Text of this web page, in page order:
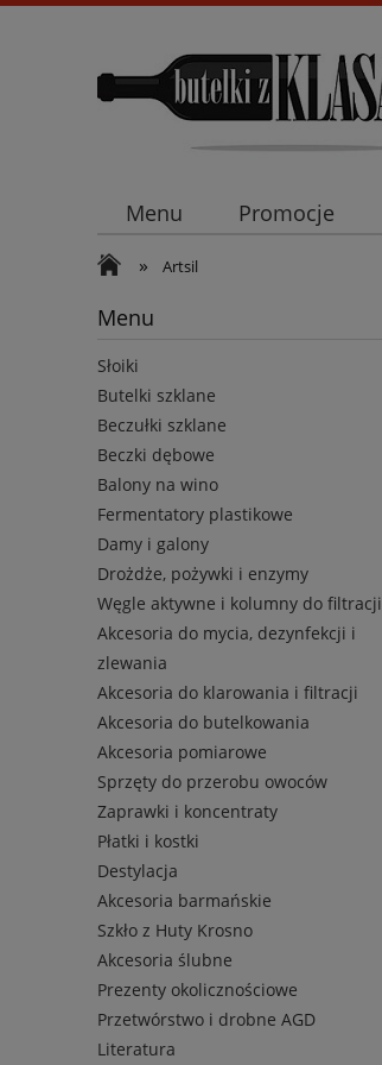
Menu Promocje
» Artsil
Menu
Słoiki
Butelki szklane
Beczułki szklane
Beczki dębowe
Balony na wino
Fermentatory plastikowe
Damy i galony
Drożdże, pożywki i enzymy
Węgle aktywne i kolumny do filtracji
Akcesoria do mycia, dezynfekcji i
zlewania
Akcesoria do klarowania i filtracji
Akcesoria do butelkowania
Akcesoria pomiarowe
Sprzęty do przerobu owoców
Zaprawki i koncentraty
Płatki i kostki
Destylacja
Akcesoria barmańskie
Szkło z Huty Krosno
Akcesoria ślubne
Prezenty okolicznościowe
Przetwórstwo i drobne AGD
Literatura